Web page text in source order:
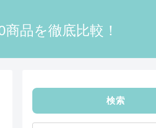
品を徹底比較！
検索